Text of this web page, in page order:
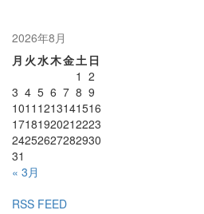
2026年8月
月 火水木金土 日
1 2
3 4 5 6 7 8 9
1011 1213141516
17181920212223
24252627282930
31
« 3月
RSS FEED